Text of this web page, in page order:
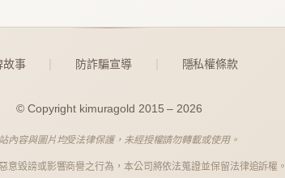
故事 防詐騙宣導 隱私權條款
© Copyright kimuragold 2015 – 2026
內容與圖片均受法律保護，未經授權請勿轉載或使用。
意毀謗或影響商譽之行為，本公司將依法蒐證並保留法律追訴權。